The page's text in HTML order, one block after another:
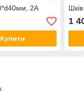
2А
Купити
1